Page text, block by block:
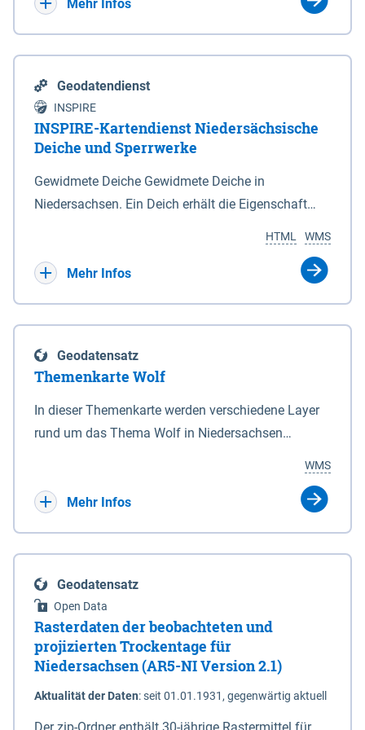
Mehr Infos
Geodatendienst
INSPIRE
INSPIRE-Kartendienst Niedersächsische
Deiche und Sperrwerke
Gewidmete Deiche Gewidmete Deiche in
Niedersachsen. Ein Deich erhält die Eigenschaft
Deichbehörde durch Verordnung ausspricht. Für
enthalten. Sperrwerke Sperrwerke sind Bauwerke
mit Sperrvorrichtungen in Tidegewässern, die dem
Schutz eines Gebietes vor erhöhten Tiden, vor allem
vor Sturmfluten, zu dienen bestimmt sind (§2 Abs.3
Eigenschaft eines Sperrwerkes durch Widmung, die
die Deichbehörde durch Verordnung ausspricht.
WMS
HTML
Mehr Infos
Geodatensatz
Themenkarte Wolf
In dieser Themenkarte werden verschiedene Layer
rund um das Thema Wolf in Niedersachsen
sowie Status der bestehenden Wolfsterritorien im
laufenden Monitoringjahr.
WMS
Mehr Infos
Geodatensatz
Open Data
Rasterdaten der beobachteten und
projizierten Trockentage für
Niedersachsen (AR5-NI Version 2.1)
Aktualität der Daten:seit 01.01.1931, gegenwärtig aktuell